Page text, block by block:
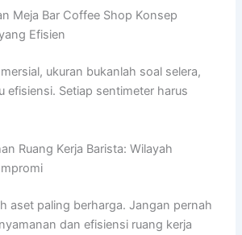
Meja Bar Coffee Shop Konsep
Efisien
ukuran bukanlah soal selera,
efisiensi. Setiap sentimeter harus
Ruang Kerja Barista: Wilayah
aset paling berharga. Jangan pernah
dan efisiensi ruang kerja